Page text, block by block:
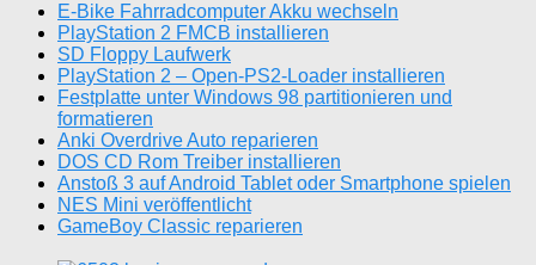
E-Bike Fahrradcomputer Akku wechseln
PlayStation 2 FMCB installieren
SD Floppy Laufwerk
PlayStation 2 – Open-PS2-Loader installieren
Festplatte unter Windows 98 partitionieren und
formatieren
Anki Overdrive Auto reparieren
DOS CD Rom Treiber installieren
Anstoß 3 auf Android Tablet oder Smartphone spielen
NES Mini veröffentlicht
GameBoy Classic reparieren